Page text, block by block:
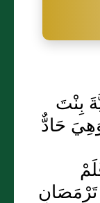
بِنْتَ
حَادٌّ
تَرْمَصَانِ